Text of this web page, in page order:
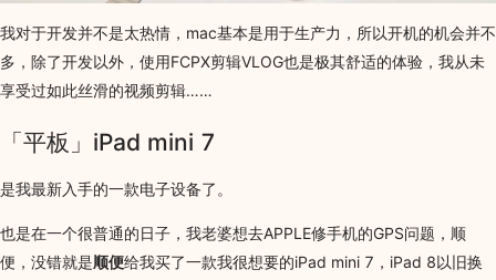
我对于开发并不是太热情，mac基本是用于生产力，所以开机的机会并不
多，除了开发以外，使用FCPX剪辑VLOG也是极其舒适的体验，我从未
享受过如此丝滑的视频剪辑……
「平板」iPad mini 7
是我最新入手的一款电子设备了。
也是在一个很普通的日子，我老婆想去APPLE修手机的GPS问题，顺
便，没错就是顺便给我买了一款我很想要的iPad mini 7，iPad 8以旧换